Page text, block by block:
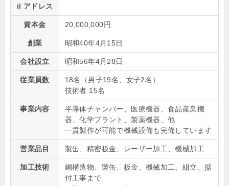
il アドレス
資本金 20,000,000円
創業 昭和40年4月15日
会社設立 昭和56年4月28日
従業員数
18名（男子19名、女子2名）
技術者 15名
事業内容
半導体チャンバー、医療機器、食品産業機
器、化学プラント、製薬機器、他
一貫製作が可能で機械設備も完備しています
営業品目 製缶、精密板金、レーザー加工、機械加工
加工技術
鋼構造物、製缶、板金、機械加工、組立、据
付工事まで